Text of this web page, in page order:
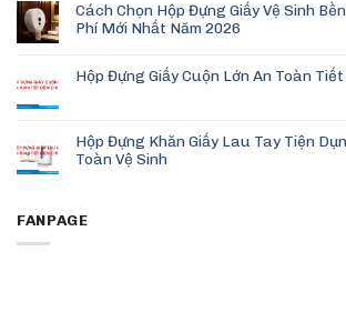
Cách Chọn Hộp Đựng Giấy Vệ Sinh
Phí Mới Nhất Năm 2026
Hộp Đựng Giấy Cuộn Lớn An Toàn Tiết
Hộp Đựng Khăn Giấy Lau Tay Tiện
Toàn Vệ Sinh
FANPAGE